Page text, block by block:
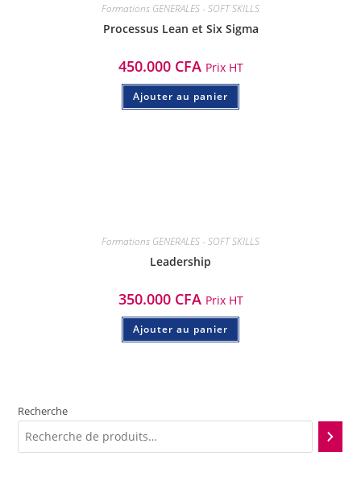
Formations GENERALES - SOFT SKILLS
Processus Lean et Six Sigma
450.000 CFA Prix HT
Ajouter au panier
Formations GENERALES - SOFT SKILLS
Leadership
350.000 CFA Prix HT
Ajouter au panier
Recherche